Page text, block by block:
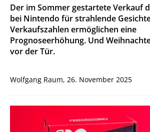
Der im Sommer gestartete Verkauf
bei Nintendo für strahlende
Verkaufszahlen ermöglichen eine
Prognoseerhöhung. Und
vor der Tür.
Wolfgang Raum, 26. November 2025